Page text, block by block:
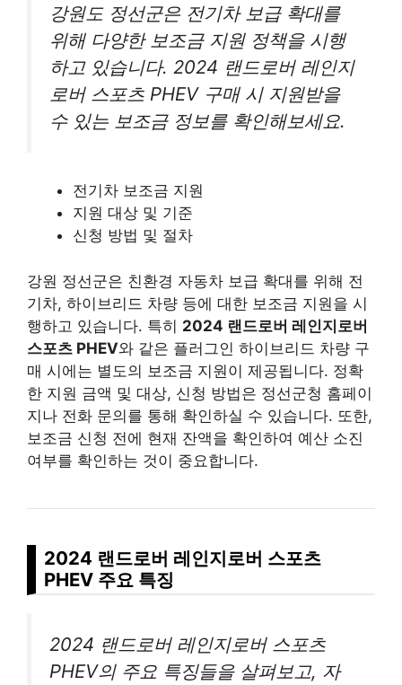
강원도 정선군은 전기차 보급 확대를
위해 다양한 보조금 지원 정책을 시행
하고 있습니다. 2024 랜드로버 레인지
로버 스포츠 PHEV 구매 시 지원받을
수 있는 보조금 정보를 확인해보세요.
전기차 보조금 지원
지원 대상 및 기준
신청 방법 및 절차
강원 정선군은 친환경 자동차 보급 확대를 위해 전
기차, 하이브리드 차량 등에 대한 보조금 지원을 시
행하고 있습니다. 특히 2024 랜드로버 레인지로버
스포츠 PHEV와 같은 플러그인 하이브리드 차량 구
매 시에는 별도의 보조금 지원이 제공됩니다. 정확
한 지원 금액 및 대상, 신청 방법은 정선군청 홈페이
지나 전화 문의를 통해 확인하실 수 있습니다. 또한,
보조금 신청 전에 현재 잔액을 확인하여 예산 소진
여부를 확인하는 것이 중요합니다.
2024 랜드로버 레인지로버 스포츠
PHEV 주요 특징
2024 랜드로버 레인지로버 스포츠
PHEV의 주요 특징들을 살펴보고, 자